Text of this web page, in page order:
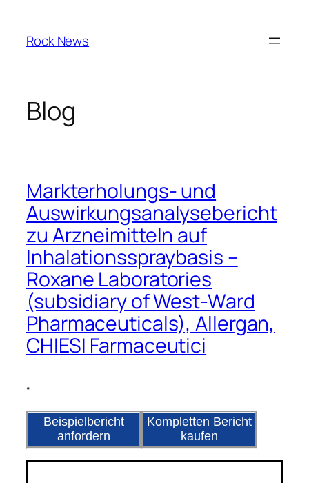
content
Rock News
Blog
Markterholungs- und
Auswirkungsanalysebericht
zu Arzneimitteln auf
Inhalationsspraybasis –
Roxane Laboratories
(subsidiary of West-Ward
Pharmaceuticals), Allergan,
CHIESI Farmaceutici
“
Beispielbericht
anfordern
Kompletten Bericht
kaufen